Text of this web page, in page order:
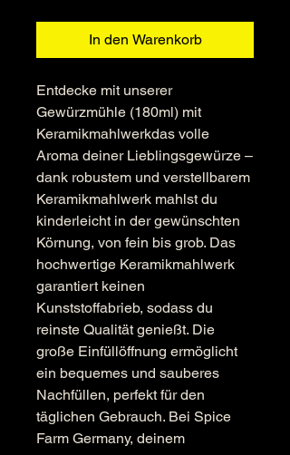
In den Warenkorb
Entdecke mit unserer
Gewürzmühle (180ml) mit
Keramikmahlwerkdas volle
Aroma deiner Lieblingsgewürze –
dank robustem und verstellbarem
Keramikmahlwerk mahlst du
kinderleicht in der gewünschten
Körnung, von fein bis grob. Das
hochwertige Keramikmahlwerk
garantiert keinen
Kunststoffabrieb, sodass du
reinste Qualität genießt. Die
große Einfüllöffnung ermöglicht
ein bequemes und sauberes
Nachfüllen, perfekt für den
täglichen Gebrauch. Bei Spice
Farm Germany, deinem